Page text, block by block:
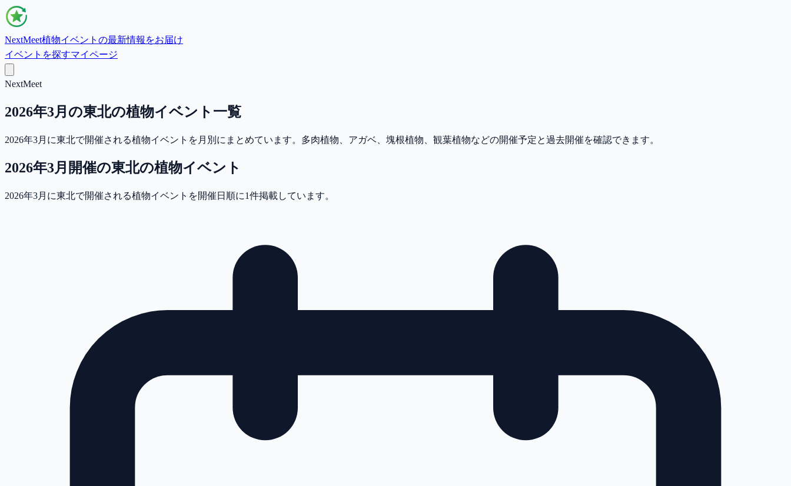
NextMeet植物イベントの最新情報をお届け
イベントを探すマイページ
NextMeet
2026年3月の東北の植物イベント一覧
2026年3月に東北で開催される植物イベントを月別にまとめています。多肉植物、アガベ、塊根植物、観葉植物などの開催予定と過去開催を確認できます。
2026年3月 開催の東北の植物イベント
2026年3月に東北で開催される植物イベントを開催日順に1件掲載しています。